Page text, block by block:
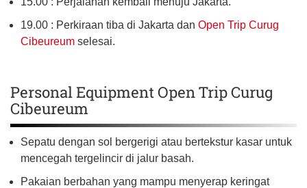
19.00 : Perkiraan tiba di Jakarta dan Open Trip Curug
Cibeureum selesai.
Personal Equipment Open Trip Curug
Cibeureum
Sepatu dengan sol bergerigi atau bertekstur kasar untuk
mencegah tergelincir di jalur basah.
Pakaian berbahan yang mampu menyerap keringat